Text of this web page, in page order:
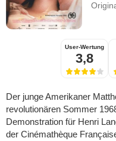
User-Wertung
3,8
Der junge Amerikaner
revolutionären Sommer
Demonstration für Henri
der Cinémathèque